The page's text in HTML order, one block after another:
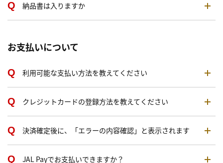
納品書は入りますか
お支払いについて
利用可能な支払い方法を教えてください
クレジットカードの登録方法を教えてください
決済確定後に、「エラーの内容確認」と表示されます
JAL Payでお支払いできますか？